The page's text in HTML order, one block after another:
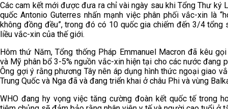
Các cam kết mới được đưa ra chỉ vài ngày sau khi Tổng Thư ký
quốc Antonio Guterres nhấn mạnh việc phân phối vắc-xin là
không đồng đều”, trong đó có 10 quốc gia chiếm đến 3/4 tổng
liều vắc-xin của thế giới.
Hôm thứ Năm, Tổng thống Pháp Emmanuel Macron đã kêu gọi
và Mỹ phân bổ 3-5% nguồn vắc-xin hiện tại cho các nước đang
Ông gợi ý rằng phương Tây nên áp dụng hình thức ngoại giao
Trung Quốc và Nga đã và đang triển khai ở châu Phi và vùng
WHO đang hy vọng việc tăng cường đoàn kết quốc tế trong